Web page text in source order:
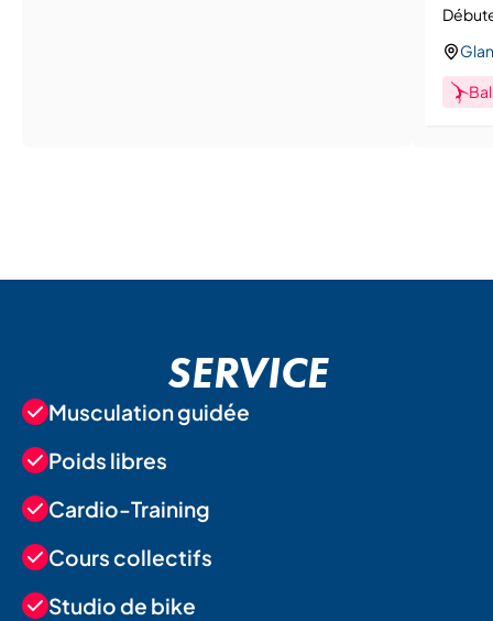
SERVICE
Musculation guidée
Poids libres
Cardio-Training
Cours collectifs
Studio de bike